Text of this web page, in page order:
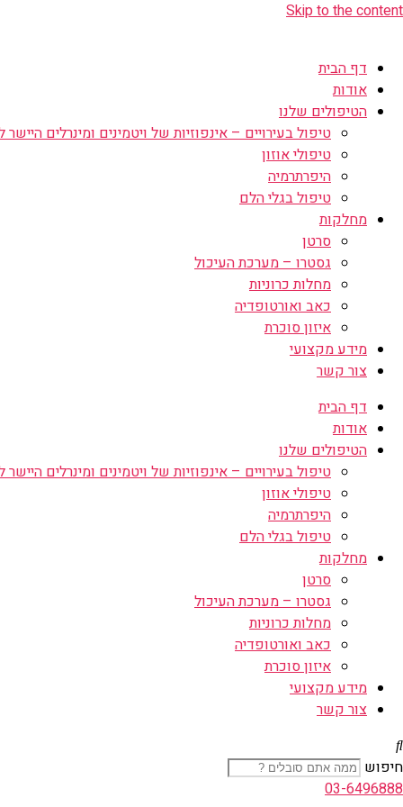
Skip to the content
דף הבית
אודות
הטיפולים שלנו
טיפול בעירויים – אינפוזיות של ויטמינים ומינרלים היישר
טיפולי אוזון
היפרתרמיה
טיפול בגלי הלם
מחלקות
סרטן
גסטרו – מערכת העיכול
מחלות כרוניות
כאב ואורטופדיה
איזון סוכרת
מידע מקצועי
צור קשר
דף הבית
אודות
הטיפולים שלנו
טיפול בעירויים – אינפוזיות של ויטמינים ומינרלים היישר
טיפולי אוזון
היפרתרמיה
טיפול בגלי הלם
מחלקות
סרטן
גסטרו – מערכת העיכול
מחלות כרוניות
כאב ואורטופדיה
איזון סוכרת
מידע מקצועי
צור קשר
חיפוש
03-6496888